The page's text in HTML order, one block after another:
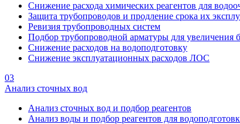
Снижение расхода химических реагентов для
Защита трубопроводов и продление срока их
Ревизия трубопроводных систем
Подбор трубопроводной арматуры для увеличения
Снижение расходов на водоподготовку
Снижение эксплуатационных расходов ЛОС
03
Анализ сточных вод
Анализ сточных вод и подбор реагентов
Анализ воды и подбор реагентов для